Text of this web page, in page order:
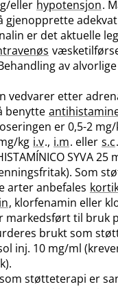
​eller hypotensjon.
gjenopprette
er det aktuelle
av
vedvarer etter
benytte
er 0,5-2 mg/
kg i.v., i.m. eller s.c
SYVA
Som
arter anbefales
, klorfenamin eller
markedsført til bruk
brukt som
inj. 10 mg/ml
som støtteterapi er